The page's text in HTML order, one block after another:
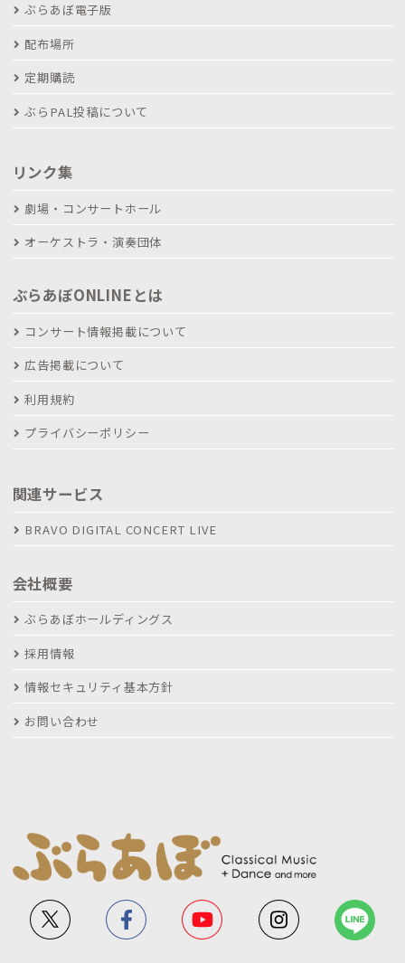
ぶらあぼ電子版
配布場所
定期購読
ぶらPAL投稿について
リンク集
劇場・コンサートホール
オーケストラ・演奏団体
ぶらあぼONLINEとは
コンサート情報掲載について
広告掲載について
利用規約
プライバシーポリシー
関連サービス
BRAVO DIGITAL CONCERT LIVE
会社概要
ぶらあぼホールディングス
採用情報
情報セキュリティ基本方針
お問い合わせ